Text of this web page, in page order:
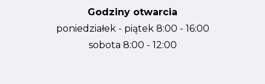
Godziny otwarcia
poniedziałek - piątek 8:00 - 16:00
sobota 8:00 - 12:00